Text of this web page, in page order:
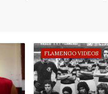
FLAMENGO VIDEOS